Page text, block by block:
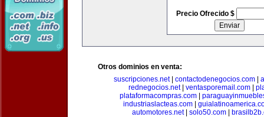
Precio Ofrecido $
Otros dominios en venta:
suscripciones.net| contactodenegocios.com
rednegocios.net| ventasporemail.com
plataformacompras.com
industriaslacteas.com
automotores.net| solo50.com